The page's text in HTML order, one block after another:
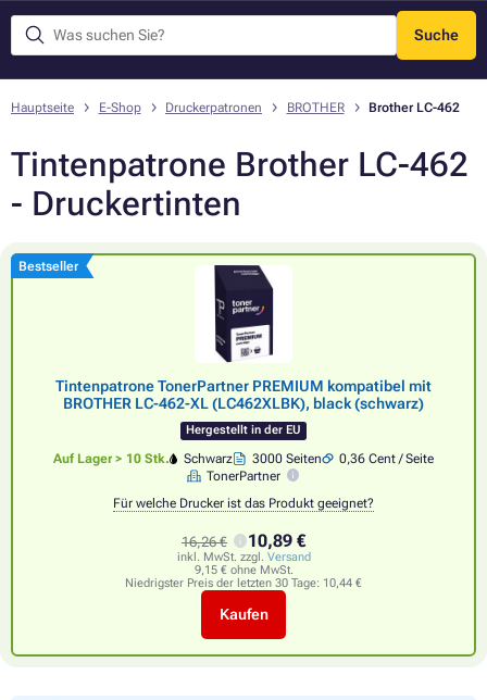
Suche
Menü
Hauptseite E-Shop Druckerpatronen BROTHER Brother LC-462
Tintenpatrone Brother LC-462
- Druckertinten
Bestseller
Tintenpatrone TonerPartner PREMIUM kompatibel mit
BROTHER LC-462-XL (LC462XLBK), black (schwarz)
Hergestellt in der EU
Auf Lager > 10 Stk. Schwarz 3000 Seiten
0,36 Cent / Seite
TonerPartner
Für welche Drucker ist das Produkt geeignet?
16,26 € 10,89 €
inkl. MwSt. zzgl. Versand
9,15 € ohne MwSt.
Niedrigster Preis der letzten 30 Tage: 10,44 €
Kaufen